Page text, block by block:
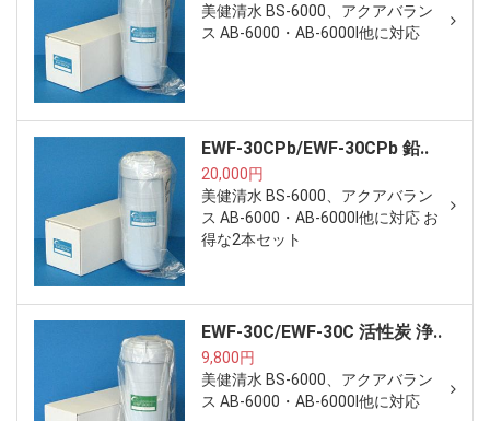
美健清水 BS-6000、アクアバラン
ス AB-6000・AB-6000I他に対応
EWF-30CPb/EWF-30CPb 鉛..
20,000円
美健清水 BS-6000、アクアバラン
ス AB-6000・AB-6000I他に対応 お
得な2本セット
EWF-30C/EWF-30C 活性炭 浄..
9,800円
美健清水 BS-6000、アクアバラン
ス AB-6000・AB-6000I他に対応